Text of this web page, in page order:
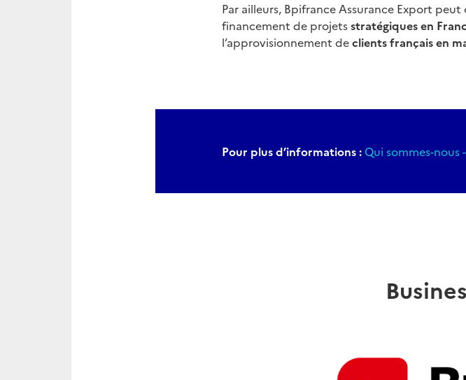
Par ailleurs, Bpifrance Assurance Export
financement de projetsstratégiques en
l’approvisionnement declients français en
Pour plus d’informations : Qui sommes-nous